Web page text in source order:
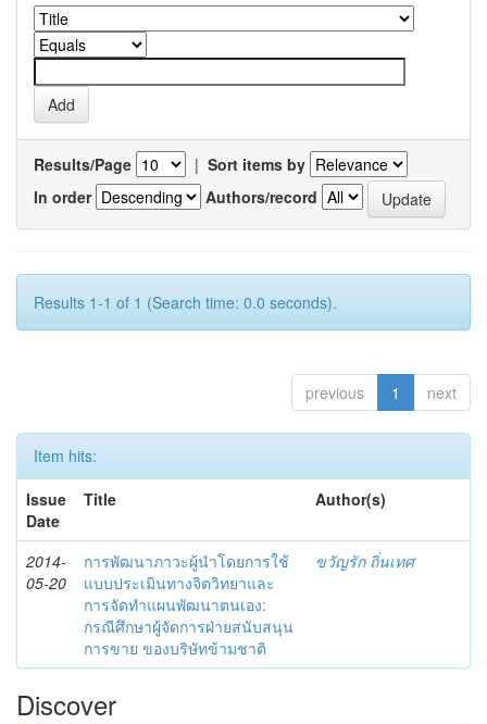
Results/Page | Sort items by
In order
Authors/record
Results 1-1 of 1 (Search time: 0.0 seconds).
previous 1 next
Item hits:
Issue
Date
Title Author(s)
2014-
05-20
การพัฒนาภาวะผู้นำโดยการใช้
แบบประเมินทางจิตวิทยาและ
การจัดทำแผนพัฒนาตนเอง:
กรณีศึกษาผู้จัดการฝ่ายสนับสนุน
การขาย ของบริษัทข้ามชาติ
ขวัญรัก ถิ่นเทศ
Discover